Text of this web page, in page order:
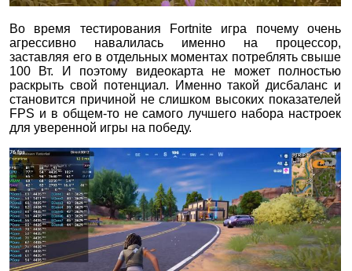
Во время тестирования Fortnite игра почему очень
агрессивно навалилась именно на процессор,
заставляя его в отдельных моментах потреблять свыше
100 Вт. И поэтому видеокарта не может полностью
раскрыть свой потенциал. Именно такой дисбаланс и
становится причиной не слишком высоких показателей
FPS и в общем-то не самого лучшего набора настроек
для уверенной игры на победу.